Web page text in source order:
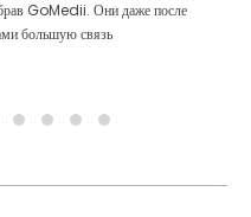
GoMedii. Они даже после
большую связь